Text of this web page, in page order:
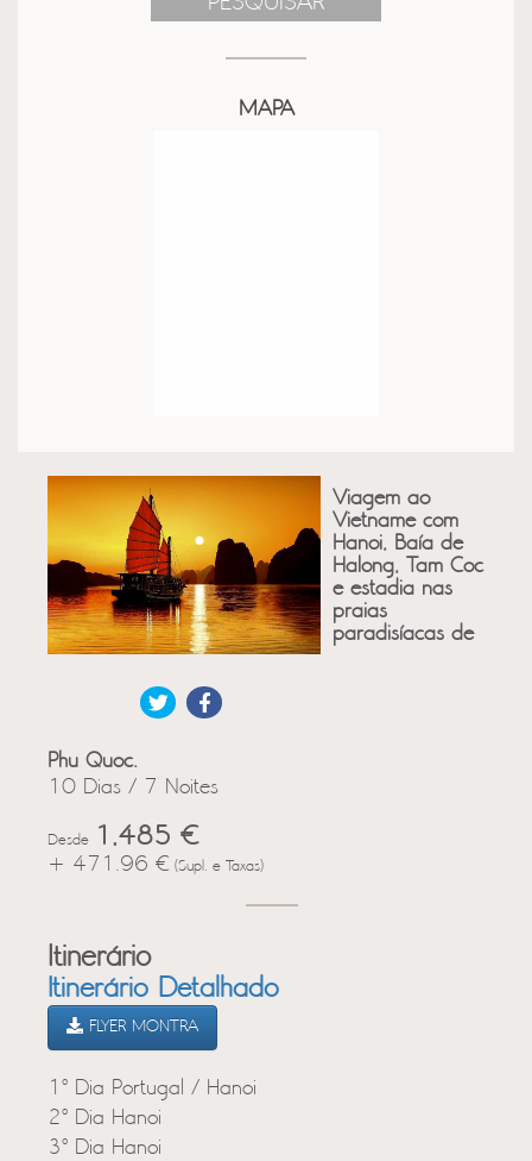
MAPA
Viagem ao
Vietname com
Hanoi, Baía de
Halong, Tam Coc
e estadia nas
praias
paradisíacas de
Phu Quoc.
10 Dias / 7 Noites
Desde 1,485 €
+ 471.96 € (Supl. e Taxas)
Itinerário
Itinerário Detalhado
FLYER MONTRA
1º Dia Portugal / Hanoi
2º Dia Hanoi
3º Dia Hanoi